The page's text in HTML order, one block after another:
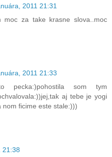
2011 21:31
moc za take krasne slova..moc
2011 21:33
pecka:)pohostila som tym
aj tebe je yogi
ficime este stale:)))
21:38